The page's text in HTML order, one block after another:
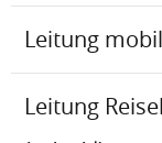
Leitung
Leitung